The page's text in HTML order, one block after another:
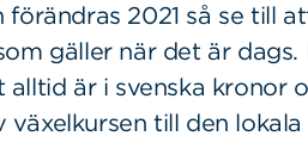
2021 så se till
gäller när det är dags.
är i svenska kronor
till den